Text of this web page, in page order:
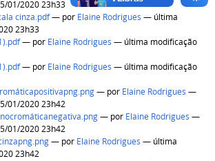
01/2020 23h33
cinza.pdf— por Elaine Rodrigues — última
23h33
— por Elaine Rodrigues — última modificação
— por Elaine Rodrigues — última modificação
— por Elaine Rodrigues —
01/2020 23h42
— por Elaine Rodrigues —
01/2020 23h42
— por Elaine Rodrigues — última
23h42